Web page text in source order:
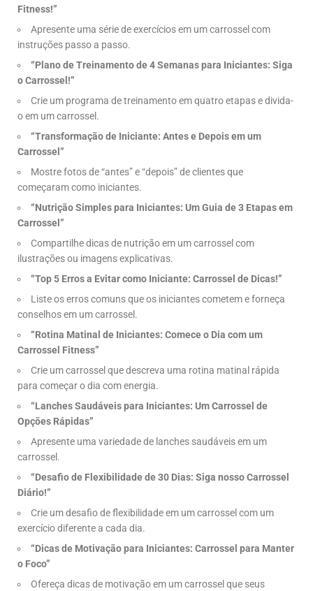
Fitness!”
Apresente uma série de exercícios em um carrossel com
instruções passo a passo.
“Plano de Treinamento de 4 Semanas para Iniciantes: Siga
o Carrossel!”
Crie um programa de treinamento em quatro etapas e divida-
o em um carrossel.
“Transformação de Iniciante: Antes e Depois em um
Carrossel”
Mostre fotos de “antes” e “depois” de clientes que
começaram como iniciantes.
“Nutrição Simples para Iniciantes: Um Guia de 3 Etapas em
Carrossel”
Compartilhe dicas de nutrição em um carrossel com
ilustrações ou imagens explicativas.
“Top 5 Erros a Evitar como Iniciante: Carrossel de Dicas!”
Liste os erros comuns que os iniciantes cometem e forneça
conselhos em um carrossel.
“Rotina Matinal de Iniciantes: Comece o Dia com um
Carrossel Fitness”
Crie um carrossel que descreva uma rotina matinal rápida
para começar o dia com energia.
“Lanches Saudáveis para Iniciantes: Um Carrossel de
Opções Rápidas”
Apresente uma variedade de lanches saudáveis em um
carrossel.
“Desafio de Flexibilidade de 30 Dias: Siga nosso Carrossel
Diário!”
Crie um desafio de flexibilidade em um carrossel com um
exercício diferente a cada dia.
“Dicas de Motivação para Iniciantes: Carrossel para Manter
o Foco”
Ofereça dicas de motivação em um carrossel que seus